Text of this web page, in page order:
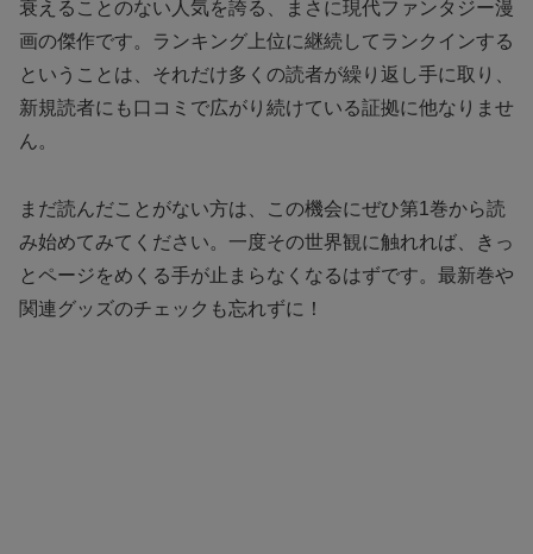
衰えることのない人気を誇る、まさに現代ファンタジー漫
画の傑作です。ランキング上位に継続してランクインする
ということは、それだけ多くの読者が繰り返し手に取り、
新規読者にも口コミで広がり続けている証拠に他なりませ
ん。
まだ読んだことがない方は、この機会にぜひ第1巻から読
み始めてみてください。一度その世界観に触れれば、きっ
とページをめくる手が止まらなくなるはずです。最新巻や
関連グッズのチェックも忘れずに！